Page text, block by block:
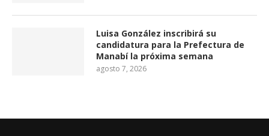
Luisa González inscribirá su
candidatura para la Prefectura de
Manabí la próxima semana
agosto 7, 2026